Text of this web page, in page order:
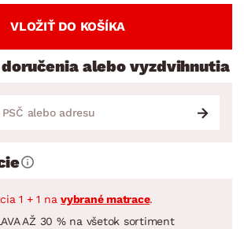
VLOŽIŤ DO KOŠÍKA
alebo vyzdvihnutia
1 + 1 na vybrané matrace.
AŽ 30 % na všetok sortiment